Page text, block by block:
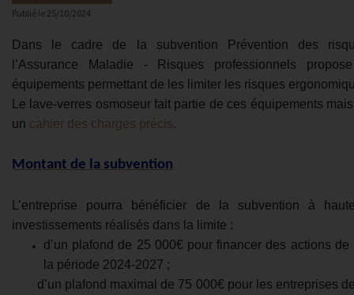
Publié le 25/10/2024
Dans le cadre de la subvention Prévention des
l’Assurance Maladie - Risques professionnels
équipements permettant de les limiter les risques
Le lave-verres osmoseur fait partie de ces équipements
un cahier des charges précis.
Montant de la subvention
L’entreprise pourra bénéficier de la subvention à
investissements réalisés dans la limite :
d’un plafond de 25 000€ pour financer des actions
la période 2024-2027 ;
· d’un plafond maximal de 75 000€ pour les entreprises